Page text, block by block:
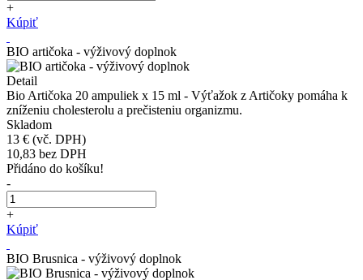
+
Kúpiť
BIO artičoka - výživový doplnok
Detail
Bio Artičoka 20 ampuliek x 15 ml - Výťažok z Artičoky pomáha k
zníženiu cholesterolu a prečisteniu organizmu.
Skladom
13 € (vč. DPH)
10,83 bez DPH
Přidáno do košíku!
-
+
Kúpiť
BIO Brusnica - výživový doplnok